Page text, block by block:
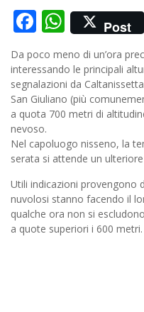
Facebook
Post
Da poco meno di un’ora
interessando le principali
segnalazioni da
San Giuliano (più
a quota 700 metri di
nevoso.
Nel capoluogo nisseno, la
serata si attende un
Utili indicazioni provengono
nuvolosi stanno facendo il
qualche ora non si
a quote superiori i 600 metri.